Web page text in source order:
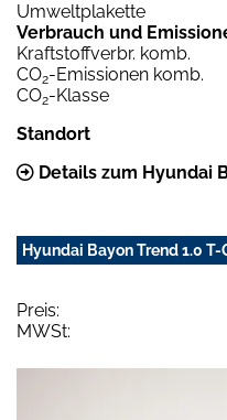
Umweltplakette
Verbrauch und
Kraftstoffverbr. komb.
CO2-Emissionen komb.
CO2-Klasse
Standort
Details zum Hyundai
Hyundai Bayon Trend 1.0
Preis:
MWSt: